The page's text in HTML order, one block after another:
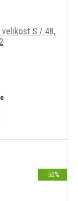
velikost S / 48,
-50